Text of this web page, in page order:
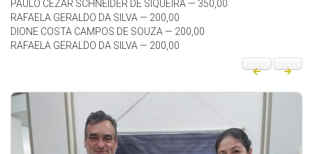
PAULO CEZAR SCHNEIDER DE SIQUEIRA — 350,00
RAFAELA GERALDO DA SILVA — 200,00
DIONE COSTA CAMPOS DE SOUZA — 200,00
RAFAELA GERALDO DA SILVA — 200,00